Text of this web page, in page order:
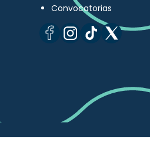
Convocatorias